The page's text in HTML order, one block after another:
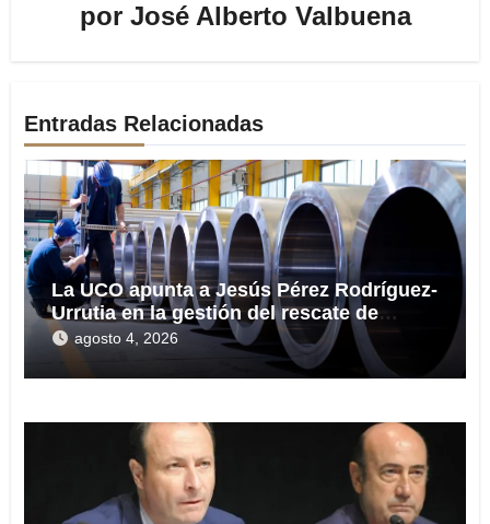
por José Alberto Valbuena
Entradas Relacionadas
La UCO apunta a Jesús Pérez Rodríguez-
Urrutia en la gestión del rescate de
Tubos Reunidos
agosto 4, 2026